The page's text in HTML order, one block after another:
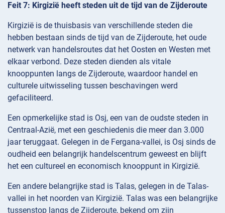
Feit 7: Kirgizië heeft steden uit de tijd van de Zijderoute
Kirgizië is de thuisbasis van verschillende steden die
hebben bestaan sinds de tijd van de Zijderoute, het oude
netwerk van handelsroutes dat het Oosten en Westen met
elkaar verbond. Deze steden dienden als vitale
knooppunten langs de Zijderoute, waardoor handel en
culturele uitwisseling tussen beschavingen werd
gefaciliteerd.
Een opmerkelijke stad is Osj, een van de oudste steden in
Centraal-Azië, met een geschiedenis die meer dan 3.000
jaar teruggaat. Gelegen in de Fergana-vallei, is Osj sinds de
oudheid een belangrijk handelscentrum geweest en blijft
het een cultureel en economisch knooppunt in Kirgizië.
Een andere belangrijke stad is Talas, gelegen in de Talas-
vallei in het noorden van Kirgizië. Talas was een belangrijke
tussenstop langs de Zijderoute, bekend om zijn